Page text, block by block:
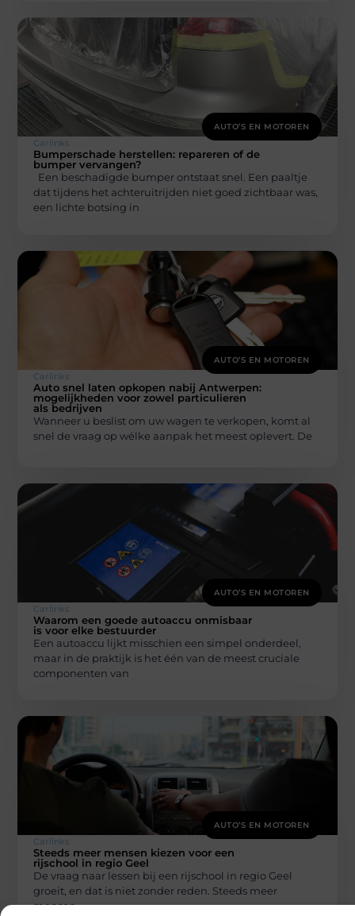
AUTO’S EN MOTOREN
Carlinks
Bumperschade herstellen: repareren of de
bumper vervangen?
Een beschadigde bumper ontstaat snel. Een paaltje
dat tijdens het achteruitrijden niet goed zichtbaar was,
een lichte botsing in
AUTO’S EN MOTOREN
Carlinks
Auto snel laten opkopen nabij Antwerpen:
mogelijkheden voor zowel particulieren
als bedrijven
Wanneer u beslist om uw wagen te verkopen, komt al
snel de vraag op wélke aanpak het meest oplevert. De
AUTO’S EN MOTOREN
Carlinks
Waarom een goede autoaccu onmisbaar
is voor elke bestuurder
Een autoaccu lijkt misschien een simpel onderdeel,
maar in de praktijk is het één van de meest cruciale
componenten van
AUTO’S EN MOTOREN
Carlinks
Steeds meer mensen kiezen voor een
rijschool in regio Geel
De vraag naar lessen bij een rijschool in regio Geel
groeit, en dat is niet zonder reden. Steeds meer
mensen